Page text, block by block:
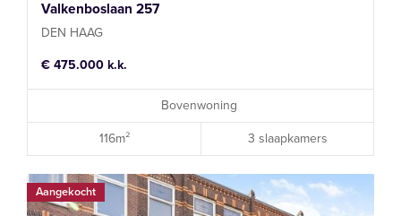
Valkenboslaan 257
DEN HAAG
€ 475.000 k.k.
Bovenwoning
116m² 3 slaapkamers
Aangekocht